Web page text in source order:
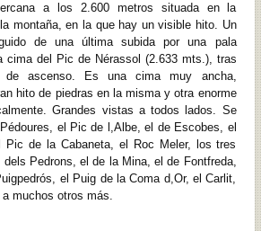
a los 2.600 metros situada en la
montaña, en la que hay un visible hito. Un
de una última subida por una pala
cima del Pic de Nérassol (2.633 mts.), tras
ascenso. Es una cima muy ancha,
hito de piedras en la misma y otra enorme
Grandes vistas a todos lados. Se
el Pic de l,Albe, el de Escobes, el
Pic de la Cabaneta, el Roc Meler, los tres
Pedrons, el de la Mina, el de Fontfreda,
el Puig de la Coma d,Or, el Carlit,
muchos otros más.